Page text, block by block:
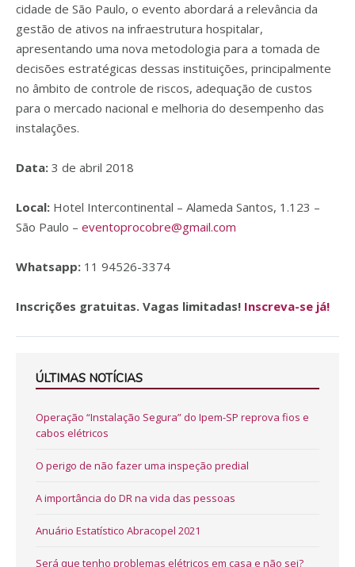
cidade de São Paulo, o evento abordará a relevância da
gestão de ativos na infraestrutura hospitalar,
apresentando uma nova metodologia para a tomada de
decisões estratégicas dessas instituições, principalmente
no âmbito de controle de riscos, adequação de custos
para o mercado nacional e melhoria do desempenho das
instalações.
Data: 3 de abril 2018
Local: Hotel Intercontinental – Alameda Santos, 1.123 –
São Paulo – eventoprocobre@gmail.com
Whatsapp: 11 94526-3374
Inscrições gratuitas. Vagas limitadas! Inscreva-se já!
ÚLTIMAS NOTÍCIAS
Operação “Instalação Segura” do Ipem-SP reprova fios e
cabos elétricos
O perigo de não fazer uma inspeção predial
A importância do DR na vida das pessoas
Anuário Estatístico Abracopel 2021
Será que tenho problemas elétricos em casa e não sei?